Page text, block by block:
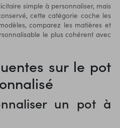
simple à personnaliser, mais
cette catégorie coche les
comparez les matières et
le plus cohérent avec
sur le pot
un pot à